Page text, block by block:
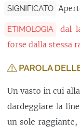
SIGNIFICATO
ETIMOLOGIA dal
forse dalla stessa
PAROLA
Un vasto in cui
dardeggiare la
un sole raggiante,